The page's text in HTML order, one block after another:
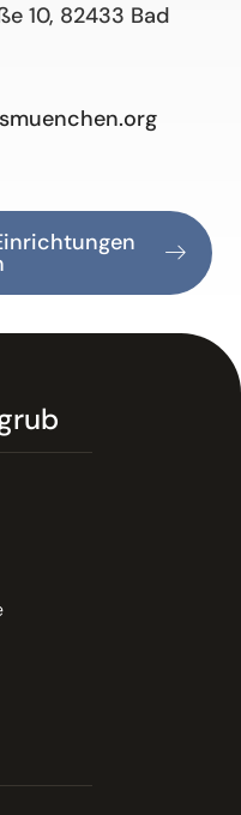
10, 82433 Bad